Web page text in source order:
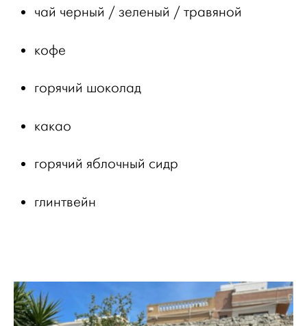
чай черный / зеленый / травяной
кофе
горячий шоколад
какао
горячий яблочный сидр
глинтвейн